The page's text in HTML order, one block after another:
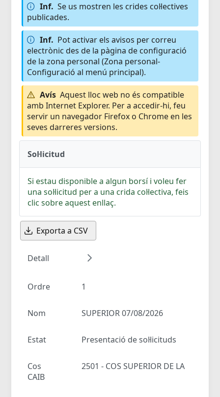
Inf. Se us mostren les crides col·lectives
publicades.
Inf. Pot activar els avisos per correu
electrònic des de la pàgina de configuració
de la zona personal (Zona personal-
Configuració al menú principal).
Avís Aquest lloc web no és compatible
amb Internet Explorer. Per a accedir-hi, feu
servir un navegador Firefox o Chrome en les
seves darreres versions.
Sol·licitud
Si estau disponible a algun borsí i voleu fer
una sol·licitud per a una crida col·lectiva, feis
clic sobre aquest enllaç.
Exporta a CSV
Detall
Ordre 1
Nom SUPERIOR 07/08/2026
Estat Presentació de sol·licituds
Cos
2501 - COS SUPERIOR DE LA
CAIB